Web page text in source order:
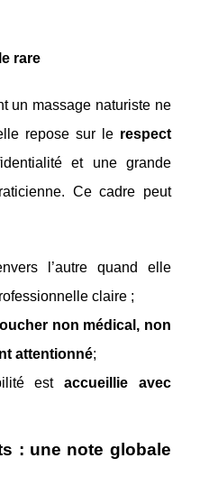
rare
un massage naturiste ne
repose sur le respect
et une grande
Ce cadre peut
l’autre quand elle
claire ;
non médical, non
attentionné;
est accueillie avec
: une note globale